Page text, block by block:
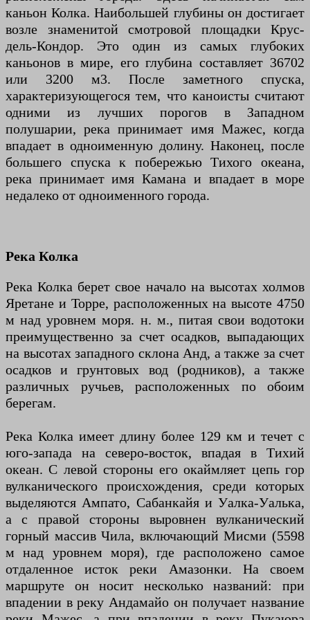
каньон Колка. Наибольшей глубины он достигает
возле знаменитой смотровой площадки Крус-
дель-Кондор. Это один из самых глубоких
каньонов в мире, его глубина составляет 36702
или 3200 м3. После заметного спуска,
характеризующегося тем, что каноисты считают
одними из лучших порогов в Западном
полушарии, река принимает имя Мажес, когда
впадает в одноименную долину. Наконец, после
большего спуска к побережью Тихого океана,
река принимает имя Камана и впадает в море
недалеко от одноименного города.
Река Колка
Река Колка берет свое начало на высотах холмов
Яретане и Торре, расположенных на высоте 4750
м над уровнем моря. н. м., питая свои водотоки
преимущественно за счет осадков, выпадающих
на высотах западного склона Анд, а также за счет
осадков и грунтовых вод (родников), а также
различных ручьев, расположенных по обоим
берегам.
Река Колка имеет длину более 129 км и течет с
юго-запада на северо-восток, впадая в Тихий
океан. С левой стороны его окаймляет цепь гор
вулканического происхождения, среди которых
выделяются Ампато, Сабанкайя и Уалка-Уалька,
а с правой стороны выровнен вулканический
горный массив Чила, включающий Мисми (5598
м над уровнем моря), где расположено самое
отдаленное исток реки Амазонки. На своем
маршруте он носит несколько названий: при
впадении в реку Андамайо он получает название